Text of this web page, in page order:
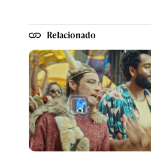
Relacionado